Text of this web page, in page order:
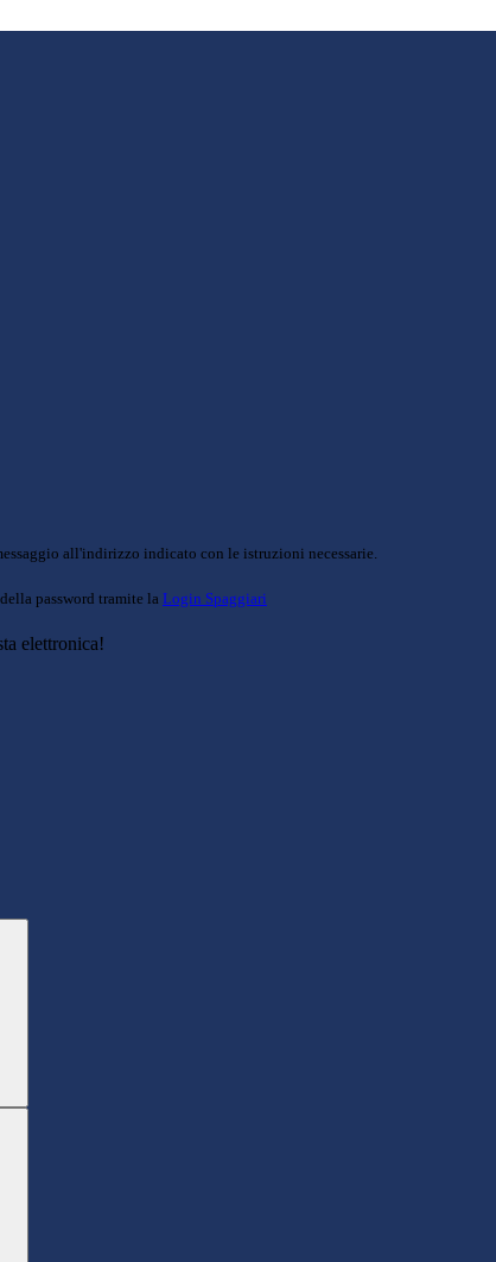
all'indirizzo indicato con le istruzioni necessarie.
password tramite la Login Spaggiari
elettronica!